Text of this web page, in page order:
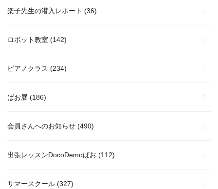
楽子先生の潜入レポート (36)
ロボット教室 (142)
ピアノクラス (234)
ぱお展 (186)
会員さんへのお知らせ (490)
出張レッスンDocoDemoぱお (112)
サマースクール (327)